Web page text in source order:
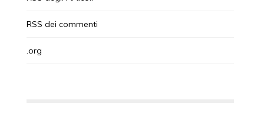
RSS dei commenti
.org